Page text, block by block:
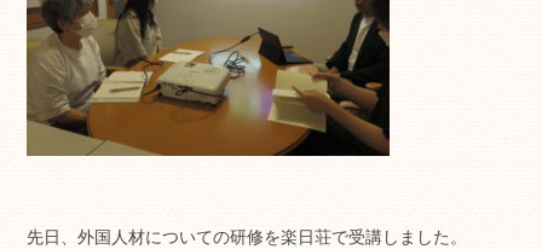
先日、外国人材についての研修を楽日荘で受講しました。